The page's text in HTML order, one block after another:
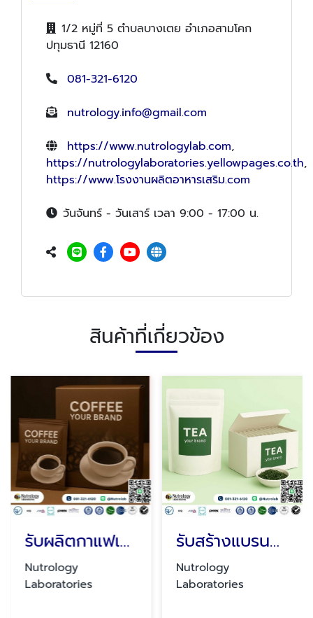
1/2 หมู่ที่ 5 ตำบลบางเตย อำเภอสามโคก
ปทุมธานี 12160
081-321-6120
nutrology.info@gmail.com
https://www.nutrologylab.com,
https://nutrologylaboratories.yellowpages.co.th,
https://www.โรงงานผลิตอาหารเสริม.com
วันจันทร์ - วันเสาร์ เวลา 9:00 - 17:00 น.
สินค้าที่เกี่ยวข้อง
รับผลิตกาแฟเพื่อสุขภาพ
Nutrology
Laboratories
รับสร้างแบรนด์อาหารเสริม
Nutrology
Laboratories